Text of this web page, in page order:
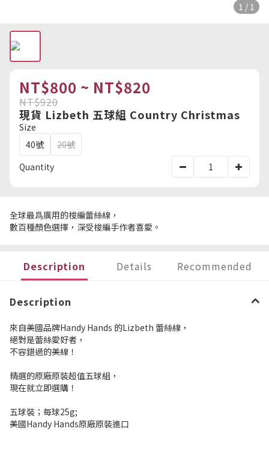
1 / 1
NT$800 ~ NT$820
NT$920
現貨 Lizbeth 五球組 Country Christmas
Size
40號
20號
Quantity
全球最爲廣用的梭編蕾絲線，
數百種顏色選擇，深受梭編手作者喜愛。
Description Details Recommended
Description
來自美國品牌Handy Hands 的Lizbeth 蕾絲線，
絕對是蕾絲愛好者，
不容錯過的美線！
精選的原廠原裝超值五球組，
現在就立即選購！
五球裝；每球25g;
美國Handy Hands原廠原裝進口